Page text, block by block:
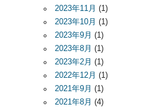
2023年11月 (1)
2023年10月 (1)
2023年9月 (1)
2023年8月 (1)
2023年2月 (1)
2022年12月 (1)
2021年9月 (1)
2021年8月 (4)